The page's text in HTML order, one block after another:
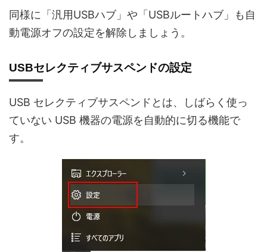
同様に「汎用USBハブ」や「USBルートハブ」も自
動電源オフの設定を解除しましょう。
USBセレクティブサスペンドの設定
USB セレクティブサスペンドとは、しばらく使っ
ていない USB 機器の電源を自動的に切る機能で
す。